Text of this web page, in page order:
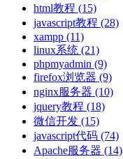
html教程 (15)
javascript教程 (28)
xampp (11)
linux系统 (21)
phpmyadmin (9)
firefox浏览器 (9)
nginx服务器 (10)
jquery教程 (18)
微信开发 (15)
javascript代码 (74)
Apache服务器 (14)